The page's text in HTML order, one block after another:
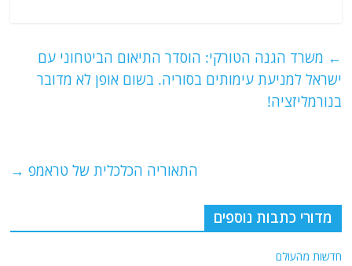
s
A
p
g
ra
m
l
er
e
b
k
← משרד הגנה הטורקי: הוסדר התיאום הביטחוני עם
ישראל למניעת עימותים בסוריה. בשום אופן לא מדובר
בנורמליזציה!
התאוריה הכלכלית של טראמפ →
מדורי כתבות נוספים
חדשות מהעולם